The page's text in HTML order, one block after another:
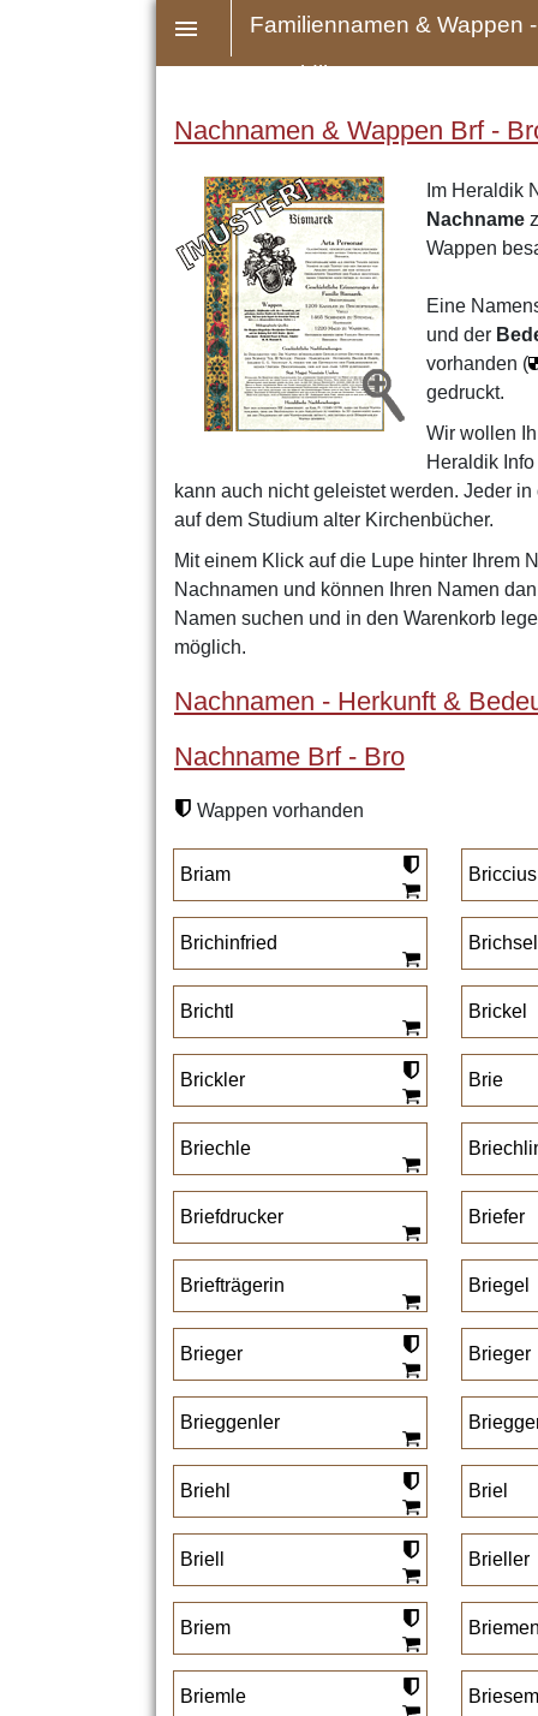
Familiennamen & Wappen -
Heraldik
Nachnamen & Wappen Brf -
Im Heraldik
Nachname
Wappen
Eine
und der
vorhanden (
gedruckt.
Wir wollen
Heraldik
kann auch nicht geleistet werden. Jeder
auf dem Studium alter Kirchenbücher.
Mit einem Klick auf die Lupe hinter Ihrem
Nachnamen und können Ihren Namen
Namen suchen und in den Warenkorb
möglich.
Nachnamen - Herkunft &
Nachname Brf - Bro
Wappen vorhanden
Briam Briccius
Brichinfried Brichsel
Brichtl Brickel
Brickler Brie
Briechle
Briefdrucker Briefer
Briefträgerin Briegel
Brieger Brieger
Brieggenler
Briehl Briel
Briell Brieller
Briem
Briemle